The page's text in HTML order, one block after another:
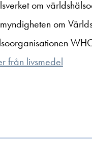
om
om
från livsmedel